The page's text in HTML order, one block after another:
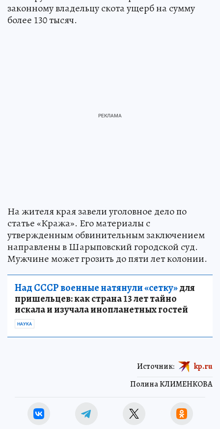
законному владельцу скота ущерб на сумму
более 130 тысяч.
На жителя края завели уголовное дело по
статье «Кража». Его материалы с
утвержденным обвинительным заключением
направлены в Шарыповский городской суд.
Мужчине может грозить до пяти лет колонии.
Над СССР военные натянули «сетку»для
пришельцев: как страна 13 лет тайно
искала и изучала инопланетных гостей
НАУКА
Полина КЛИМЕНКОВА
Источник: kp.ru